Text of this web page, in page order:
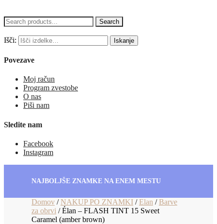
Search
Išči: Iskanje
Povezave
Moj račun
Program zvestobe
O nas
Piši nam
Sledite nam
Facebook
Instagram
NAJBOLJŠE ZNAMKE NA ENEM MESTU
Domov /NAKUP PO ZNAMKI /Elan /Barve
za obrvi /Élan – FLASH TINT 15 Sweet
Caramel (amber brown)